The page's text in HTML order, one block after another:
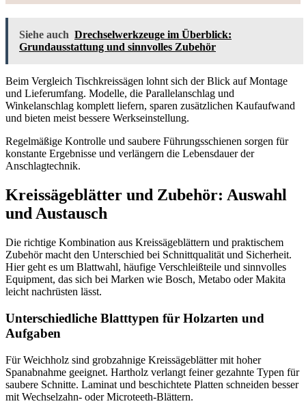
Siehe auch Drechselwerkzeuge im Überblick:
Grundausstattung und sinnvolles Zubehör
Beim Vergleich Tischkreissägen lohnt sich der Blick auf Montage
und Lieferumfang. Modelle, die Parallelanschlag und
Winkelanschlag komplett liefern, sparen zusätzlichen Kaufaufwand
und bieten meist bessere Werkseinstellung.
Regelmäßige Kontrolle und saubere Führungsschienen sorgen für
konstante Ergebnisse und verlängern die Lebensdauer der
Anschlagtechnik.
Kreissägeblätter und Zubehör: Auswahl
und Austausch
Die richtige Kombination aus Kreissägeblättern und praktischem
Zubehör macht den Unterschied bei Schnittqualität und Sicherheit.
Hier geht es um Blattwahl, häufige Verschleißteile und sinnvolles
Equipment, das sich bei Marken wie Bosch, Metabo oder Makita
leicht nachrüsten lässt.
Unterschiedliche Blatttypen für Holzarten und
Aufgaben
Für Weichholz sind grobzahnige Kreissägeblätter mit hoher
Spanabnahme geeignet. Hartholz verlangt feiner gezahnte Typen für
saubere Schnitte. Laminat und beschichtete Platten schneiden besser
mit Wechselzahn- oder Microteeth-Blättern.